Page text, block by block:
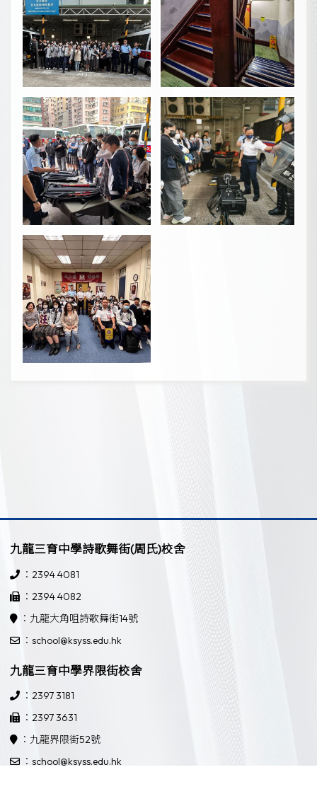
九龍三育中學詩歌舞街(周氏)校舍
：2394 4081
：2394 4082
：九龍大角咀詩歌舞街14號
：school@ksyss.edu.hk
九龍三育中學界限街校舍
：2397 3181
：2397 3631
：九龍界限街52號
：school@ksyss.edu.hk